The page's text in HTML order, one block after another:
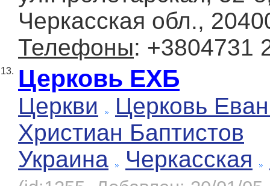
Черкасская обл.,
Телефоны: +3804731
13. Церковь ЕХБ
Церкви
Церковь
Христиан Баптистов
Украина
Черкасская